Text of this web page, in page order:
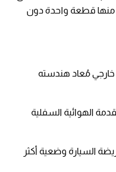
منها قطعة واحدة دون
خارجي مُعاد هندسته
الهوائية السفلية
السيارة وضعية أكثر